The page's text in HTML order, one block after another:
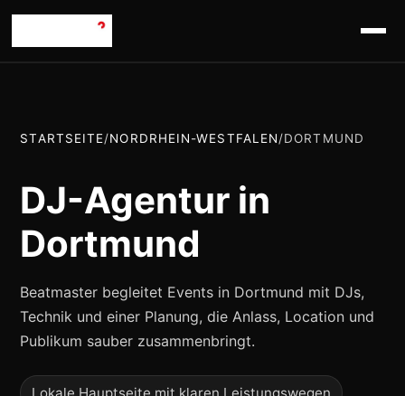
STARTSEITE/NORDRHEIN-WESTFALEN/DORTMUND
DJ-Agentur in
Dortmund
Beatmaster begleitet Events in Dortmund mit DJs,
Technik und einer Planung, die Anlass, Location und
Publikum sauber zusammenbringt.